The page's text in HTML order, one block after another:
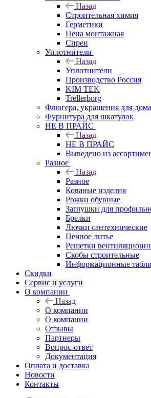
Назад
Строительная химия
Герметики
Пена монтажная
Спреи
Уплотнители
Назад
Уплотнители
Производство Россия
KIM TEK
Trellerborg
Флюгера, украшения для дома
Фурнитура для шкатулок
НЕ В ПРАЙС
Назад
НЕ В ПРАЙС
Выведено из
Разное
Назад
Разное
Кованые изделия
Рожки обувные
Заглушки для
Брелки
Лючки сантехнические
Печное литье
Решетки
Скобы строительные
Информационные
Скидки
Сервис и услуги
О компании
Назад
О компании
О компании
Отзывы
Партнеры
Вопрос-ответ
Документация
Оплата и доставка
Новости
Контакты